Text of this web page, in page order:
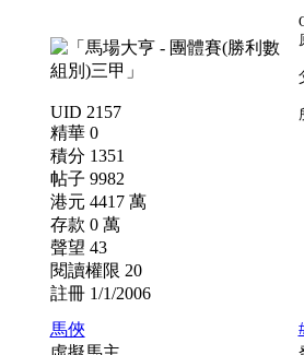
UID 2157
精華 0
積分 1351
帖子 9982
港元 4417 萬
存款 0 萬
聲望 43
閱讀權限 20
註冊 1/1/2006
馬俠